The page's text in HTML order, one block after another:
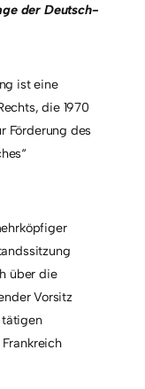
der Deutsch-
ist eine
die 1970
Förderung des
über die
Vorsitz